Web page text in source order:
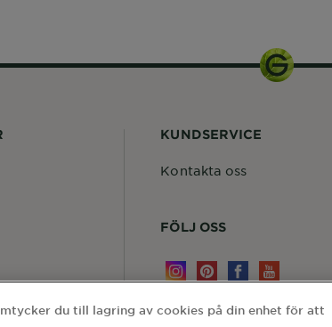
KUNDSERVICE
Kontakta oss
FÖLJ OSS
du till lagring av cookies på din enhet för att